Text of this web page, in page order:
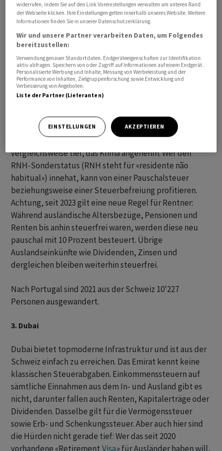
Nach Monaco sind 2021 aus der Schweiz 116 Personen
ausgewandert.
Portugal ist der neue Star unter den Auswanderer-
Zielen. In Portugal sind die Lebenshaltungskosten
vergleichsweise tief, das Klima angenehm. Wer den
RNH-Sonderstatus (RNH steht für «residente não
habitual») innehat, kann von einer Pauschalsteuer
beziehungsweise einer Steuerbefreiung profitieren.
Achtung, seit 2023 gilt eine neue Regel für Rentner:
Während ausländische Altersbezüge, Pensionen und
Renten bis anhin steuerfrei waren, werden diese neu
pauschal mit 10 Prozent besteuert. Übrige
Auslandseinkünfte wie Dividenden, Zinsen und
dergleichen bleiben weiterhin steuerfrei.
Nach Portugal sind 2021 aus der Schweiz 10'227
Personen ausgewandert.
3. Dubai
Dubai bietet topmoderne Infrastruktur und ist aus der
Schweiz einfach zu erreichen. Das Emirat kennt keine
klassischen Steuerabgaben. Einkommenssteuern auf
sämtliche Einnahmen aus dem In- und Ausland gibt es
nicht, darunter fallen auch Renten, Kapitalerträge oder
Dividenden. Dasselbe gilt für die Vermögenssteuer
sowie Erb- und Schenkungssteuer. Aber auch hier sind
die Hürden nicht gerade tief: Wer das seit 2020
vorhandene «Retirement Visa» für Ausländer haben will,
widerrufen, indem Sie auf den Link Voreinstellungen verwalten am unteren Rand
der Webseite klicken. Ihre Einstellungen gelten innerhalb unseres Website. Weitere
Informationen finden Sie in unserer Datenschutzerklärung.
Wir und unsere Partner verarbeiten Daten, um Folgendes
bereitzustellen:
Verwendung genauer Standortdaten. Endgeräteeigenschaften zur Identifikation
aktiv abfragen. Speichern von oder Zugriff auf Informationen auf einem Endgerät.
Personalisierte Werbung und Inhalte, Messung von Werbeleistung und der
Performance von Inhalten, Zielgruppenforschung sowie Entwicklung und
Verbesserung von Angeboten.
Liste der Partner (Lieferanten)
EINSTELLUNGEN AKZEPTIEREN